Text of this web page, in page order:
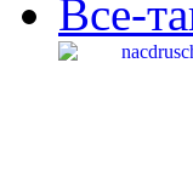
Все-